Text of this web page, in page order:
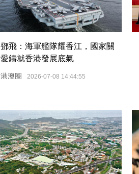
鄧飛：海軍艦隊耀香江，國家關
愛鑄就香港發展底氣
港澳圈 2026-07-08 14:44:55